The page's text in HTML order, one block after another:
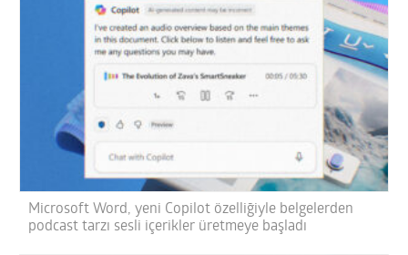
Microsoft Word, yeni Copilot özelliğiyle belgelerden
podcast tarzı sesli içerikler üretmeye başladı